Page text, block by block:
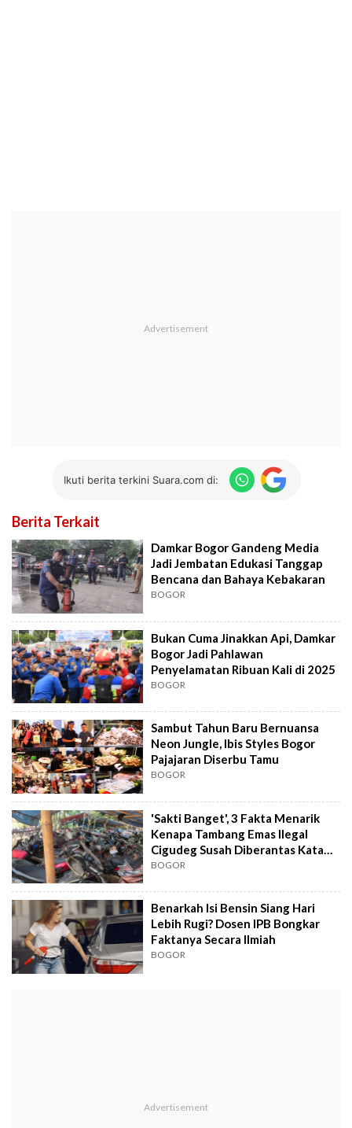
Ikuti berita terkini Suara.com di:
Berita Terkait
Damkar Bogor Gandeng Media
Jadi Jembatan Edukasi Tanggap
Bencana dan Bahaya Kebakaran
BOGOR
Bukan Cuma Jinakkan Api, Damkar
Bogor Jadi Pahlawan
Penyelamatan Ribuan Kali di 2025
BOGOR
Sambut Tahun Baru Bernuansa
Neon Jungle, Ibis Styles Bogor
Pajajaran Diserbu Tamu
BOGOR
'Sakti Banget', 3 Fakta Menarik
Kenapa Tambang Emas Ilegal
Cigudeg Susah Diberantas Kata
Polisi
BOGOR
Benarkah Isi Bensin Siang Hari
Lebih Rugi? Dosen IPB Bongkar
Faktanya Secara Ilmiah
BOGOR